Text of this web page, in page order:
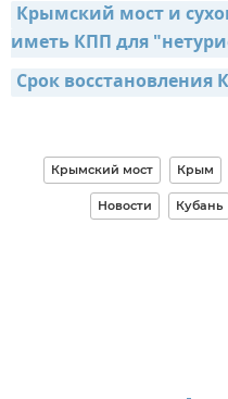
Крымский мост и
иметь КПП для
Срок восстановления
Крымский мост Крым
Новости Кубань